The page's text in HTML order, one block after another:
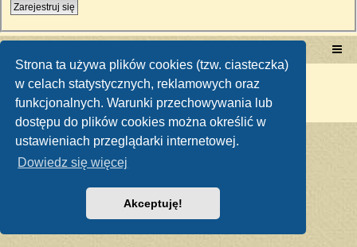
Strona ta używa plików cookies (tzw. ciasteczka)
w celach statystycznych, reklamowych oraz
funkcjonalnych. Warunki przechowywania lub
dostępu do plików cookies można określić w
ustawieniach przeglądarki internetowej.
Dowiedz się więcej
Akceptuję!
Zarejestruj się
Technologię dostarcza phpBB ® Forum Software © phpBB Limited
Polski pakiet językowy dostarcza
Zasady ochrony danych osobowych|Regulamin